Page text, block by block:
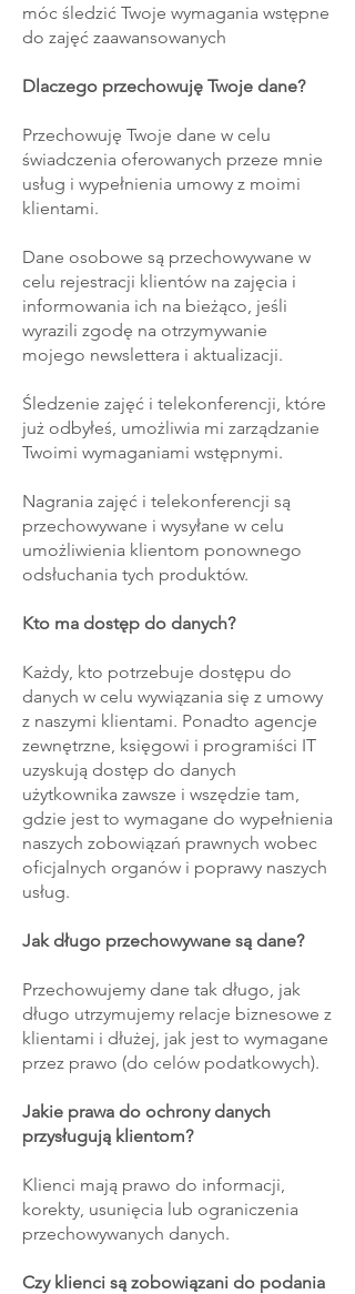
móc śledzić Twoje wymagania wstępne
do zajęć zaawansowanych
Dlaczego przechowuję Twoje dane?
Przechowuję Twoje dane w celu
świadczenia oferowanych przeze mnie
usług i wypełnienia umowy z moimi
klientami.
Dane osobowe są przechowywane w
celu rejestracji klientów na zajęcia i
informowania ich na bieżąco, jeśli
wyrazili zgodę na otrzymywanie
mojego newslettera i aktualizacji.
Śledzenie zajęć i telekonferencji, które
już odbyłeś, umożliwia mi zarządzanie
Twoimi wymaganiami wstępnymi.
Nagrania zajęć i telekonferencji są
przechowywane i wysyłane w celu
umożliwienia klientom ponownego
odsłuchania tych produktów.
Kto ma dostęp do danych?
Każdy, kto potrzebuje dostępu do
danych w celu wywiązania się z umowy
z naszymi klientami. Ponadto agencje
zewnętrzne, księgowi i programiści IT
uzyskują dostęp do danych
użytkownika zawsze i wszędzie tam,
gdzie jest to wymagane do wypełnienia
naszych zobowiązań prawnych wobec
oficjalnych organów i poprawy naszych
usług.
Jak długo przechowywane są dane?
Przechowujemy dane tak długo, jak
długo utrzymujemy relacje biznesowe z
klientami i dłużej, jak jest to wymagane
przez prawo (do celów podatkowych).
Jakie prawa do ochrony danych
przysługują klientom?
Klienci mają prawo do informacji,
korekty, usunięcia lub ograniczenia
przechowywanych danych.
Czy klienci są zobowiązani do podania